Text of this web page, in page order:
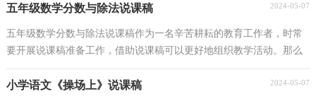
五年级数学分数与除法说课稿 2024-05-07
五年级数学分数与除法说课稿作为一名辛苦耕耘的教育工作者，时常
要开展说课稿准备工作，借助说课稿可以更好地组织教学活动。那么
小学语文《操场上》说课稿 2024-05-07